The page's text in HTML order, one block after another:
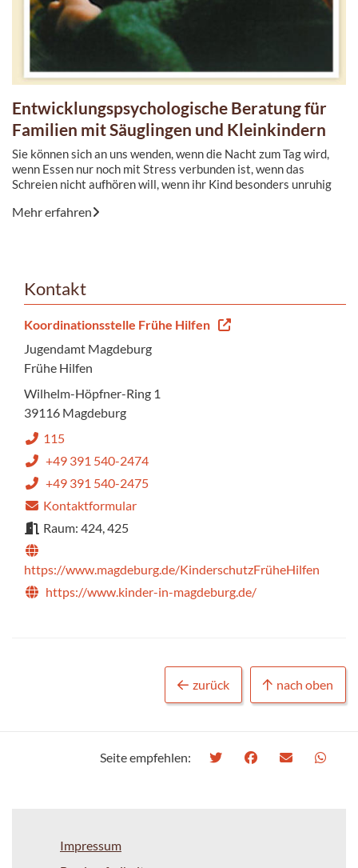
Entwicklungspsychologische Beratung für
Familien mit Säuglingen und Kleinkindern
Sie können sich an uns wenden, wenn die Nacht zum Tag wird,
wenn Essen nur noch mit Stress verbunden ist, wenn das
Schreien nicht aufhören will, wenn ihr Kind besonders unruhig
verstärkten Trennungsängsten, wenn schwierige Zeiten und
Mehr erfahren
Kontakt
Koordinationsstelle Frühe Hilfen
Jugendamt Magdeburg
Frühe Hilfen
Wilhelm-Höpfner-Ring 1
39116 Magdeburg
115
+49 391 540-2474
+49 391 540-2475
Kontaktformular
Raum: 424, 425
https://www.magdeburg.de/KinderschutzFrüheHilfen
https://www.kinder-in-magdeburg.de/
zurück nach oben
Seite empfehlen:
Impressum